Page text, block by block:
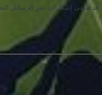
. قد تتلقى إشعارات عبر الرسائل